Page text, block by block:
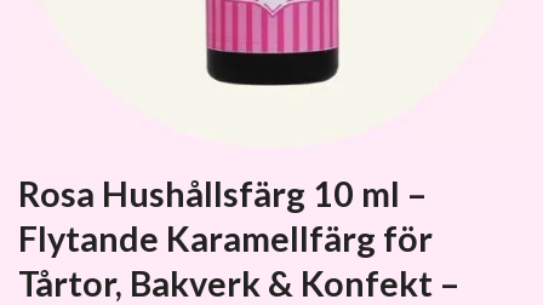
Rosa Hushållsfärg 10 ml –
Flytande Karamellfärg för
Tårtor, Bakverk & Konfekt –